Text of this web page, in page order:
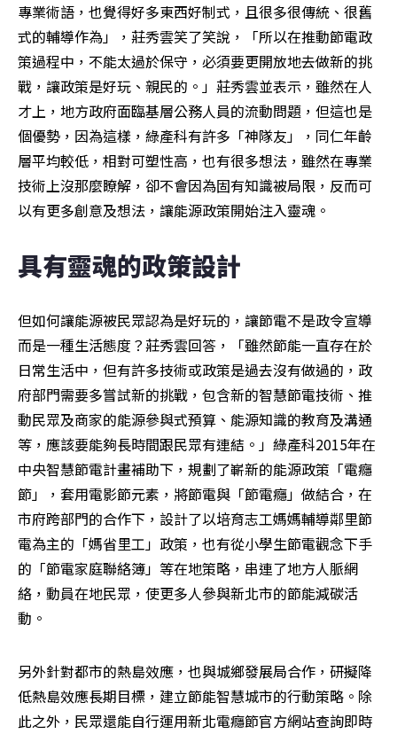
專業術語，也覺得好多東西好制式，且很多很傳統、很舊
式的輔導作為」，莊秀雲笑了笑說，「所以在推動節電政
策過程中，不能太過於保守，必須要更開放地去做新的挑
戰，讓政策是好玩、親民的。」莊秀雲並表示，雖然在人
才上，地方政府面臨基層公務人員的流動問題，但這也是
個優勢，因為這樣，綠產科有許多「神隊友」，同仁年齡
層平均較低，相對可塑性高，也有很多想法，雖然在專業
技術上沒那麼瞭解，卻不會因為固有知識被局限，反而可
以有更多創意及想法，讓能源政策開始注入靈魂。
具有靈魂的政策設計
但如何讓能源被民眾認為是好玩的，讓節電不是政令宣導
而是一種生活態度？莊秀雲回答，「雖然節能一直存在於
日常生活中，但有許多技術或政策是過去沒有做過的，政
府部門需要多嘗試新的挑戰，包含新的智慧節電技術、推
動民眾及商家的能源參與式預算、能源知識的教育及溝通
等，應該要能夠長時間跟民眾有連結。」綠產科2015年在
中央智慧節電計畫補助下，規劃了嶄新的能源政策「電癮
節」，套用電影節元素，將節電與「節電癮」做結合，在
市府跨部門的合作下，設計了以培育志工媽媽輔導鄰里節
電為主的「媽省里工」政策，也有從小學生節電觀念下手
的「節電家庭聯絡簿」等在地策略，串連了地方人脈網
絡，動員在地民眾，使更多人參與新北市的節能減碳活
動。
另外針對都市的熱島效應，也與城鄉發展局合作，研擬降
低熱島效應長期目標，建立節能智慧城市的行動策略。除
此之外，民眾還能自行運用新北電癮節官方網站查詢即時